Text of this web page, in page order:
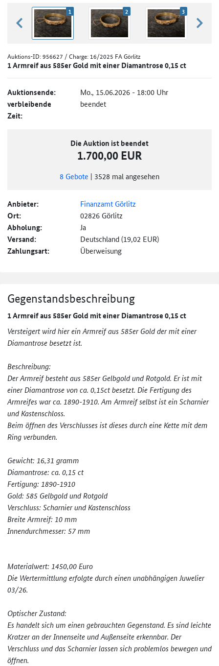
zurück blättern
1 2 3
Auktions-ID:956627 / Charge: 16/2025 FA Görlitz
1 Armreif aus 585er Gold mit einer Diamantrose 0,15 ct
Auktionsende: Mo., 15.06.2026 - 18:00 Uhr
verbleibende
Zeit:
beendet
Die Auktion ist beendet
1.700,00 EUR
8 Gebote | 3528 mal angesehen
Anbieter: Finanzamt Görlitz
Ort: 02826 Görlitz
Abholung: Ja
Versand: Deutschland (19,02 EUR)
Zahlungsart: Überweisung
Gegenstandsbeschreibung
1 Armreif aus 585er Gold mit einer Diamantrose 0,15 ct
Versteigert wird hier ein Armreif aus 585er Gold der mit einer
Diamantrose besetzt ist.
Beschreibung:
Der Armreif besteht aus 585er Gelbgold und Rotgold. Er ist mit
einer Diamantrose von ca. 0,15ct besetzt. Die Fertigung des
Armreifes war ca. 1890-1910. Am Armreif selbst ist ein Scharnier
und Kastenschloss.
Beim öffnen des Verschlusses ist dieses durch eine Kette mit dem
Ring verbunden.
Gewicht: 16,31 gramm
Diamantrose: ca. 0,15 ct
Fertigung: 1890-1910
Gold: 585 Gelbgold und Rotgold
Verschluss: Scharnier und Kastenschloss
Breite Armreif: 10 mm
Innendurchmesser: 57 mm
Materialwert: 1450,00 Euro
Die Wertermittlung erfolgte durch einen unabhängigen Juwelier
03/26.
Optischer Zustand:
Es handelt sich um einen gebrauchten Gegenstand. Es sind leichte
Kratzer an der Innenseite und Außenseite erkennbar. Der
Verschluss und das Scharnier lassen sich problemlos bewegen und
öffnen.